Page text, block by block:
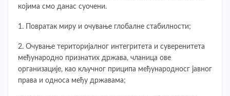
којима смо данас суочени.
1. Повратак миру и очување глобалне стабилности;
2. Очување територијалног интегритета и суверенитета
међународно признатих држава, чланица ове
организације, као кључног приципа међународносг јавног
права и односа међу државама;